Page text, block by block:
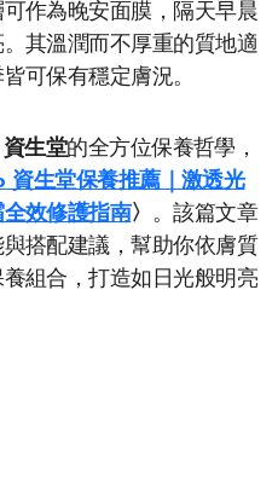
作為晚安面膜，隔天早晨
其溫潤而不厚重的質地適
可保有穩定膚況。
生堂的全方位保養哲學，
資生堂保養推薦｜激透光
效修護指南〉 。該篇文章
搭配建議，幫助你依膚質
組合，打造如日光般明亮